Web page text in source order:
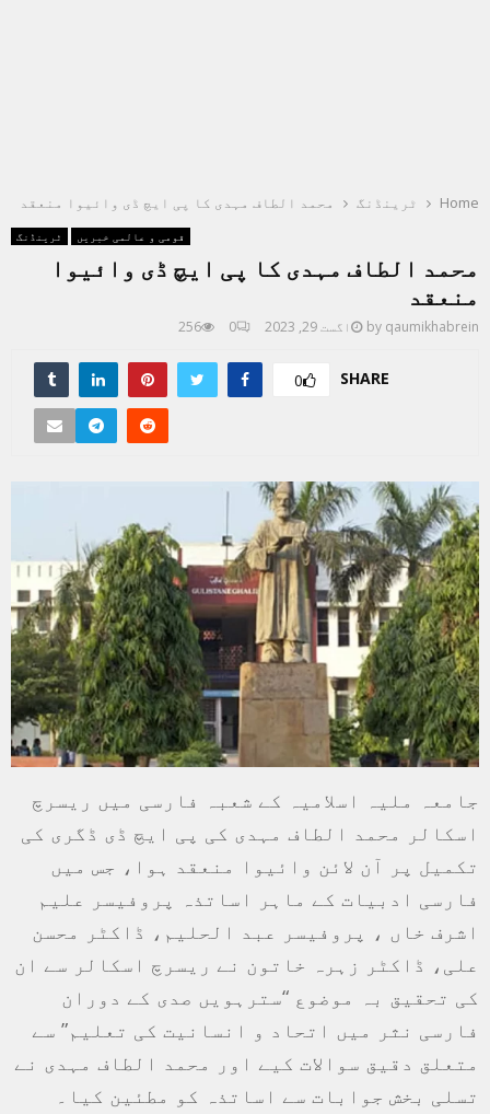
Home ٹرینڈنگ محمد الطاف مہدی کا پی ایچ ڈی وائیوا منعقد
ٹرینڈنگ قومی و عالمی خبریں
محمد الطاف مہدی کا پی ایچ ڈی وائیوا
منعقد
by qaumikhabrein اگست 29, 2023 0
256
SHARE
0
جامعہ ملیہ اسلامیہ کے شعبہ فارسی میں ریسرچ
اسکالر محمد الطاف مہدی کی پی ایچ ڈی ڈگری کی
تکمیل پر آن لائن وائیوا منعقد ہوا، جس میں
فارسی ادبیات کے ماہر اساتذہ پروفیسر علیم
اشرف خاں ، پروفیسر عبد الحلیم، ڈاکٹر محسن
علی، ڈاکٹر زہرہ خاتون نے ریسرچ اسکالر سے ان
کی تحقیق بہ موضوع “سترہویں صدی کے دوران
فارسی نثر میں اتحاد و انسانیت کی تعلیم” سے
متعلق دقیق سوالات کیے اور محمد الطاف مہدی نے
تسلی بخش جوابات سے اساتذہ کو مطئین کیا۔